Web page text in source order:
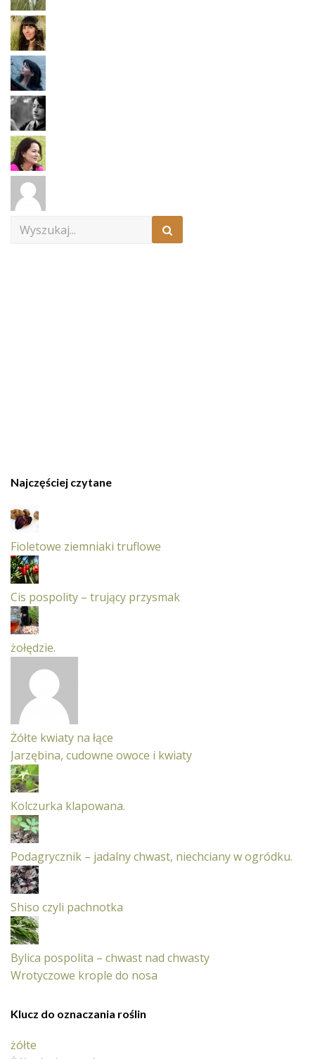
Search
Najczęściej czytane
Fioletowe ziemniaki truflowe
Cis pospolity – trujący przysmak
żołędzie.
Żółte kwiaty na łące
Jarzębina, cudowne owoce i kwiaty
Kolczurka klapowana.
Podagrycznik – jadalny chwast, niechciany w ogródku.
Shiso czyli pachnotka
Bylica pospolita – chwast nad chwasty
Wrotyczowe krople do nosa
Klucz do oznaczania roślin
żółte